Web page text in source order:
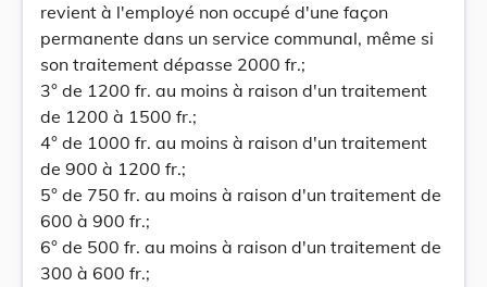
revient à l'employé non occupé d'une façon
permanente dans un service communal, même si
son traitement dépasse 2000 fr.;
3° de 1200 fr. au moins à raison d'un traitement
de 1200 à 1500 fr.;
4° de 1000 fr. au moins à raison d'un traitement
de 900 à 1200 fr.;
5° de 750 fr. au moins à raison d'un traitement de
600 à 900 fr.;
6° de 500 fr. au moins à raison d'un traitement de
300 à 600 fr.;